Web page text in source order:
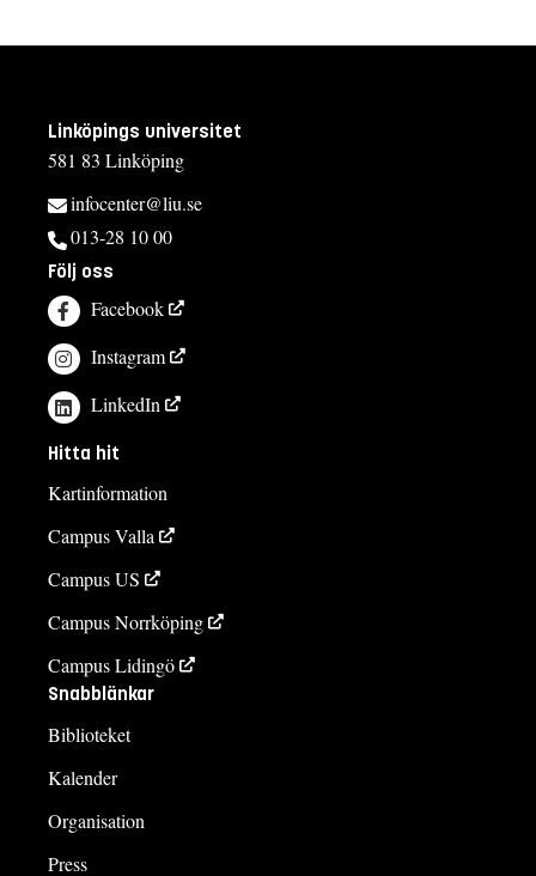
Linköpings universitet
581 83 Linköping
infocenter@liu.se
013-28 10 00
Följ oss
Facebook
Instagram
LinkedIn
Hitta hit
Kartinformation
Campus Valla
Campus US
Campus Norrköping
Campus Lidingö
Snabblänkar
Biblioteket
Kalender
Organisation
Press